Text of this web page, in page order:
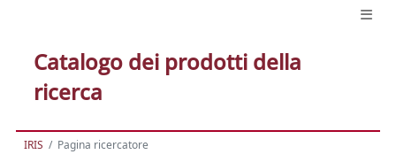
Catalogo dei prodotti della
ricerca
IRIS Pagina ricercatore